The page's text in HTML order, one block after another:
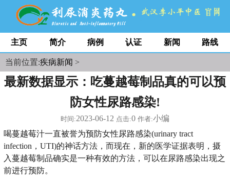
主页 简介 病例 认证 新闻 路线
当前位置:疾病新闻 >
最新数据显示：吃蔓越莓制品真的可以预
防女性尿路感染!
时间:2023-06-12 点击:0 作者:小编
喝蔓越莓汁一直被誉为预防女性尿路感染(urinary tract
infection，UTI)的神话方法，而现在，新的医学证据表明，摄
入蔓越莓制品确实是一种有效的方法，可以在尿路感染出现之
前进行预防。